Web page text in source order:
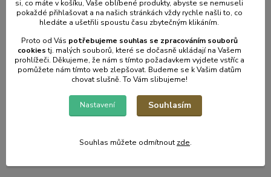
83 Kč
69 Kčbez
DPH
sklad | odešleme do 2-3
prac. dnů
Přidat do košíku
si, co máte v košíku, Vaše oblíbené produkty, abyste se nemuseli
pokaždé přihlašovat a na našich stránkách vždy rychle našli to, co
hledáte a ušetřili spoustu času zbytečným klikáním.
Proto od Vás potřebujeme souhlas se zpracováním souborů
cookiestj. malých souborů, které se dočasně ukládají na Vašem
prohlížeči. Děkujeme, že nám s tímto požadavkem vyjdete vstříc a
pomůžete nám tímto web zlepšovat. Budeme se k Vašim datům
chovat slušně. To Vám slibujeme!
Nastavení Souhlasím
Souhlas můžete odmítnout zde.